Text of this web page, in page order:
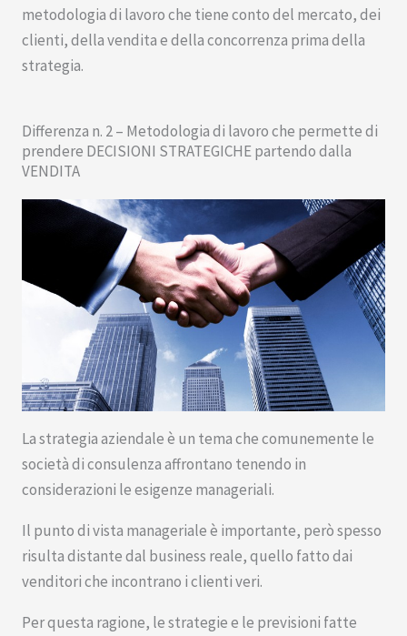
metodologia di lavoro che tiene conto del mercato, dei
clienti, della vendita e della concorrenza prima della
strategia.
Differenza n. 2 – Metodologia di lavoro che permette di
prendere DECISIONI STRATEGICHE partendo dalla
VENDITA
La strategia aziendale è un tema che comunemente le
società di consulenza affrontano tenendo in
considerazioni le esigenze manageriali.
Il punto di vista manageriale è importante, però spesso
risulta distante dal business reale, quello fatto dai
venditori che incontrano i clienti veri.
Per questa ragione, le strategie e le previsioni fatte